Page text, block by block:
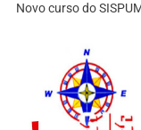
Novo curso do